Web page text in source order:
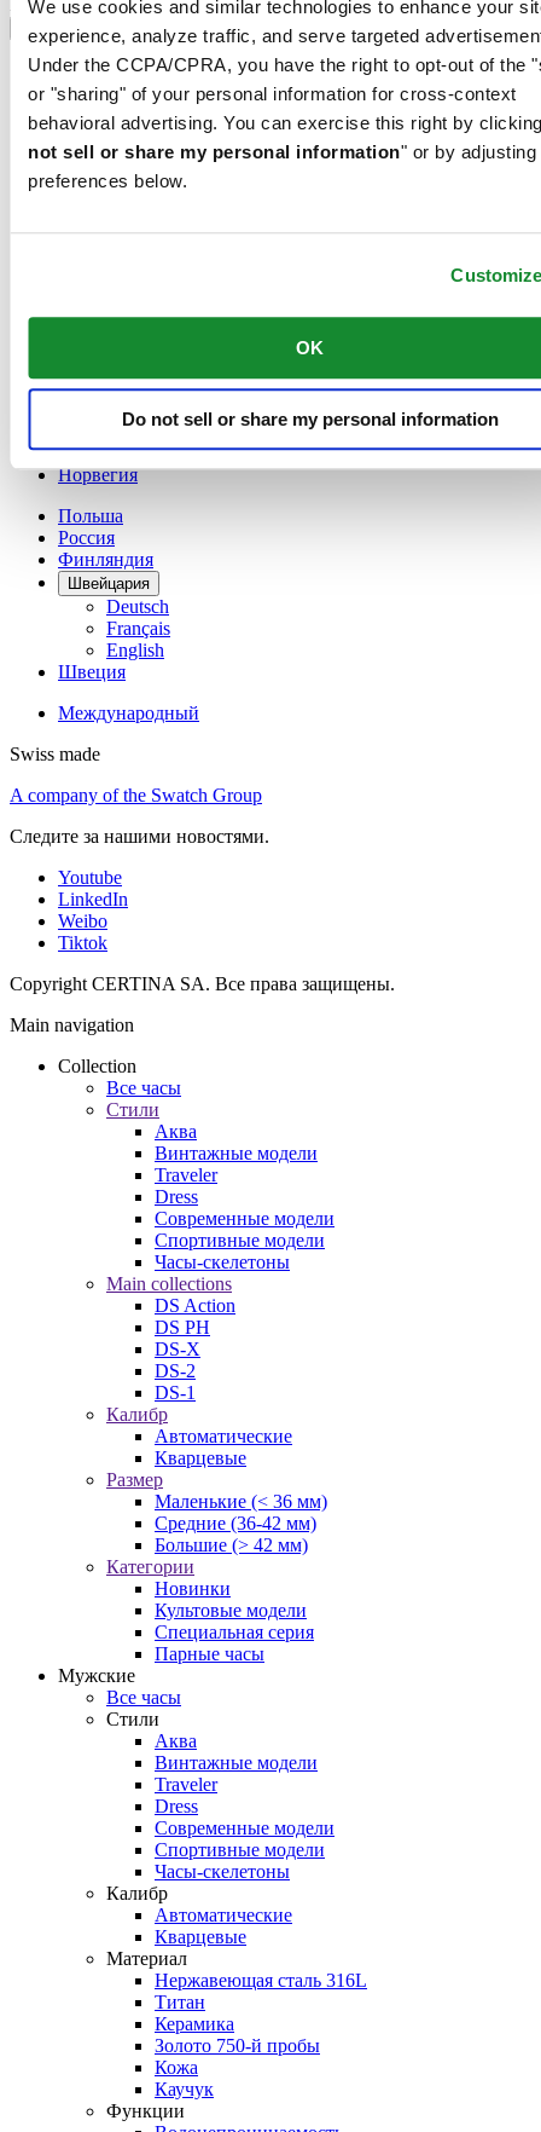
We use cookies and similar technologies to enhance your
experience, analyze traffic, and serve targeted
Under the CCPA/CPRA, you have the right to opt-out of the
or "sharing" of your personal information for cross-context
behavioral advertising. You can exercise this right by
not sell or share my personal information" or by adjusting
preferences below.
OK
Do not sell or share my personal information
Переключатель языка
France
Австрия
Бельгия
Français
Великобритания
Китай
Люксембург
English
Français
Нидерланды
Норвегия
Польша
Россия
Финляндия
Швейцария
Deutsch
Français
English
Швеция
Международный
Swiss made
A company of the Swatch Group
Следите за нашими новостями.
Youtube
LinkedIn
Weibo
Tiktok
Copyright CERTINA SA. Все права защищены.
Main navigation
Collection
Все часы
Стили
Аква
Винтажные модели
Traveler
Dress
Современные модели
Спортивные модели
Часы-скелетоны
Main collections
DS Action
DS PH
DS-X
DS-2
DS-1
Калибр
Автоматические
Кварцевые
Размер
Маленькие (< 36 мм)
Средние (36-42 мм)
Большие (> 42 мм)
Категории
Новинки
Культовые модели
Специальная серия
Парные часы
Мужские
Все часы
Стили
Аква
Винтажные модели
Traveler
Dress
Современные модели
Спортивные модели
Часы-скелетоны
Калибр
Автоматические
Кварцевые
Материал
Нержавеющая сталь 316L
Титан
Керамика
Золото 750-й пробы
Кожа
Каучук
Функции